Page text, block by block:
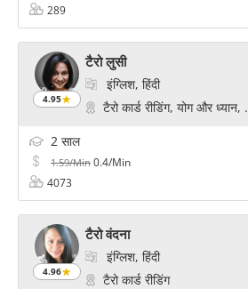
289
4.95
टैरो लुसी
इंग्लिश, हिंदी
टैरो कार्ड रीडिंग, योग और
2 साल
1.59/Min 0.4/Min
4073
4.96
टैरो वंदना
इंग्लिश, हिंदी
टैरो कार्ड रीडिंग